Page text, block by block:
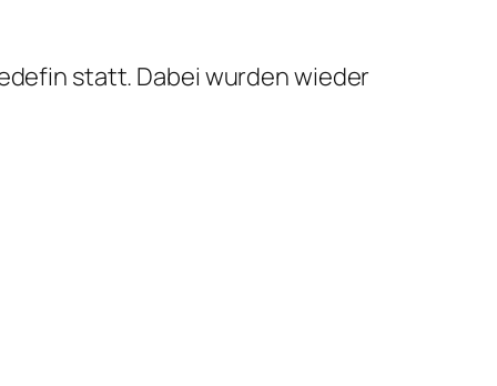
statt. Dabei wurden wieder